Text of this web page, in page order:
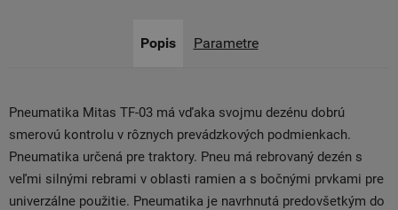
Popis Parametre
Pneumatika Mitas TF-03 má vďaka svojmu dezénu dobrú
smerovú kontrolu v rôznych prevádzkových podmienkach.
Pneumatika určená pre traktory. Pneu má rebrovaný dezén s
veľmi silnými rebrami v oblasti ramien a s bočnými prvkami pre
univerzálne použitie. Pneumatika je navrhnutá predovšetkým do